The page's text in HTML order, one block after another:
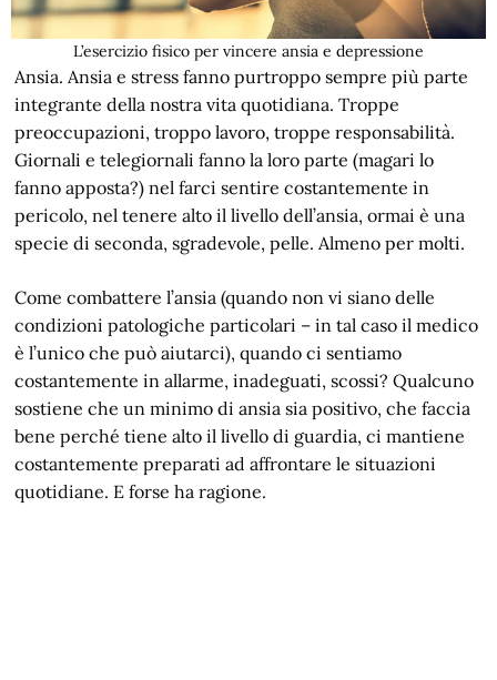
L’esercizio fisico per vincere ansia e depressione
Ansia. Ansia e stress fanno purtroppo sempre più parte
integrante della nostra vita quotidiana. Troppe
preoccupazioni, troppo lavoro, troppe responsabilità.
Giornali e telegiornali fanno la loro parte (magari lo
fanno apposta?) nel farci sentire costantemente in
pericolo, nel tenere alto il livello dell’ansia, ormai è una
specie di seconda, sgradevole, pelle. Almeno per molti.
Come combattere l’ansia (quando non vi siano delle
condizioni patologiche particolari – in tal caso il medico
è l’unico che può aiutarci), quando ci sentiamo
costantemente in allarme, inadeguati, scossi? Qualcuno
sostiene che un minimo di ansia sia positivo, che faccia
bene perché tiene alto il livello di guardia, ci mantiene
costantemente preparati ad affrontare le situazioni
quotidiane. E forse ha ragione.